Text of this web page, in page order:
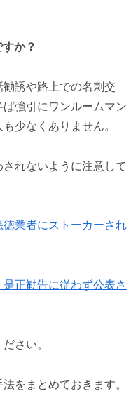
か？
誘や路上での名刺交
強引にワンルームマン
少なくありません。
れないように注意して
業者にストーカーされ
是正勧告に従わず公表さ
さい。
をまとめておきます。